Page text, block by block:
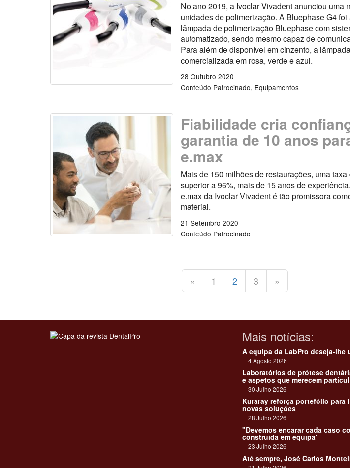
No ano 2019, a Ivoclar Vivadent anunciou uma
unidades de polimerização. A Bluephase G4 foi
lâmpada de polimerização Bluephase com
automatizado, sendo mesmo capaz de
Para além de disponível em cinzento, a
comercializada em rosa, verde e azul.
28 Outubro 2020
Conteúdo Patrocinado Equipamentos
Fiabilidade cria
garantia de 10 anos
e.max
Mais de 150 milhões de restaurações, uma
superior a 96%, mais de 15 anos de
e.max da Ivoclar Vivadent é tão promissora
material.
21 Setembro 2020
Conteúdo Patrocinado
« 1 2 3 »
Mais notícias:
A equipa da LabPro deseja-lhe
4 Agosto 2026
Laboratórios de prótese
e aspetos que merecem
30 Julho 2026
Kuraray reforça portefólio para
novas soluções
28 Julho 2026
"Devemos encarar cada caso
construída em equipa"
23 Julho 2026
Até sempre, José Carlos